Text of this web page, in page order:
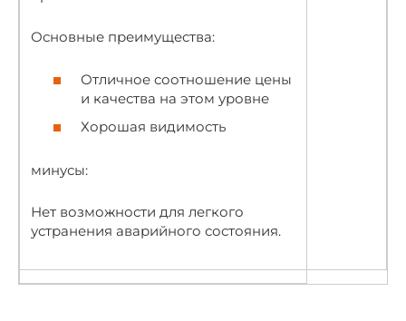
Основные преимущества:
Отличное соотношение цены
и качества на этом уровне
Хорошая видимость
минусы:
Нет возможности для легкого
устранения аварийного состояния.